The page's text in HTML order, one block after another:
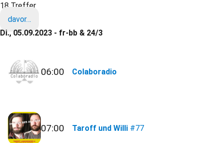
18 Treffer
davor…
Di., 05.09.2023 - fr-bb & 24/3
06:00 Colaboradio
07:00 Taroff und Willi #77